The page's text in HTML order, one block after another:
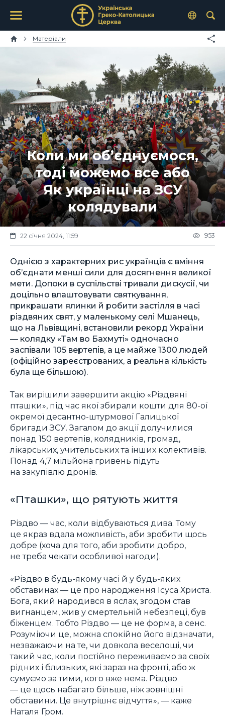
Матеріали
Коли ми об’єднуємося,
тоді можемо все або
Як українці на ЗСУ
колядували
22 січня 2024, 11:59 953
Однією з характерних рис українців є вміння
об’єднати менші сили для досягнення великої
мети. Допоки в суспільстві тривали дискусії, чи
доцільно влаштовувати святкування,
прикрашати ялинки й робити застілля в часі
різдвяних свят, у маленькому селі Мшанець,
що на Львівщині, встановили рекорд України
― колядку «Там во Бахмуті» одночасно
заспівали 105 вертепів, а це майже 1300 людей
(офіційно зареєстрованих, а реальна кількість
була ще більшою).
Так вирішили завершити акцію «Різдвяні
пташки», під час якої збирали кошти для 80-ої
окремої десантно-штурмової Галицької
бригади ЗСУ. Загалом до акції долучилися
понад 150 вертепів, колядників, громад,
лікарських, учительських та інших колективів.
Понад 4,7 мільйона гривень підуть
на закупівлю дронів.
«Пташки», що рятують життя
Різдво ― час, коли відбуваються дива. Тому
це якраз вдала можливість, аби зробити щось
добре (хоча для того, аби зробити добро,
не треба чекати особливої нагоди).
«Різдво в будь-якому часі й у будь-яких
обставинах ― це про народження Ісуса Христа.
Бога, який народився в яслах, згодом став
вигнанцем, жив у смертельній небезпеці, був
біженцем. Тобто Різдво ― це не форма, а сенс.
Розуміючи це, можна спокійно його відзначати,
незважаючи на те, чи довкола веселощі, чи
такий час, коли постійно переживаємо за своїх
рідних і близьких, які зараз на фронті, або ж
сумуємо за тими, кого вже нема. Різдво
― це щось набагато більше, ніж зовнішні
обставини. Це внутрішнє відчуття», ― каже
Наталя Гром.